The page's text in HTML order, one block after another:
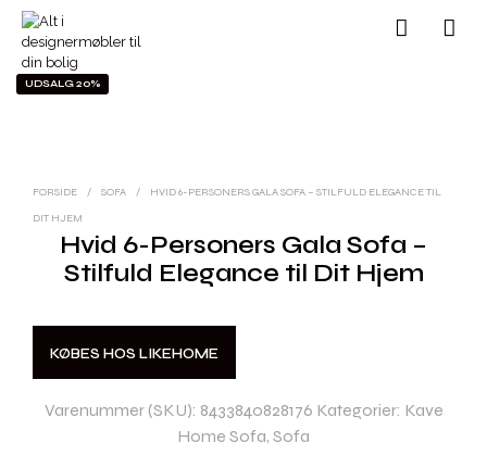
UDSALG 20%
FORSIDE / SOFA /
HVID 6-PERSONERS GALA SOFA – STILFULD ELEGANCE TIL
DIT HJEM
Hvid 6-Personers Gala Sofa –
Stilfuld Elegance til Dit Hjem
KØBES HOS LIKEHOME
Varenummer (SKU): 8433840828176 Kategorier: Kave
Home Sofa, Sofa